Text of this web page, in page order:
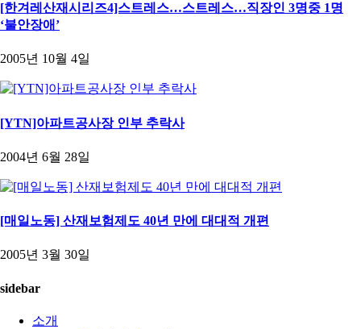
[한겨레산재시리즈4]스트레스…스트레스…직장인 3명중 1명
‘불안장애’
2005년 10월 4일
[YTN]아파트공사장 인부 추락사
2004년 6월 28일
[매일노동] 산재보험제도 40년 만에 대대적 개편
2005년 3월 30일
sidebar
소개